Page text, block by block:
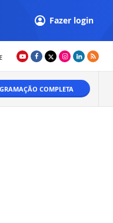
Fazer login
COMPLETA